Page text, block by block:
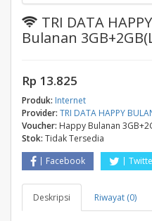
TRI DATA
Bulanan
Rp 13.825
Produk: Internet
Provider: TRI DATA HAPPY
Voucher: Happy Bulanan
Stok: Tidak Tersedia
Facebook
Deskripsi Riwayat (0)